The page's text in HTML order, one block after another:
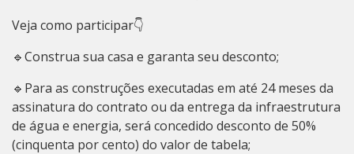
Veja como participar👇
🔹Construa sua casa e garanta seu desconto;
🔹Para as construções executadas em até 24 meses da
assinatura do contrato ou da entrega da infraestrutura
de água e energia, será concedido desconto de 50%
(cinquenta por cento) do valor de tabela;